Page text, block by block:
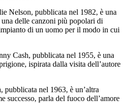
Nelson, pubblicata nel 1982, è una
una delle canzoni più popolari di
di un uomo per il modo in cui
Cash, pubblicata nel 1955, è una
ispirata dalla visita dell’autore
pubblicata nel 1963, è un’altra
successo, parla del fuoco dell’amore